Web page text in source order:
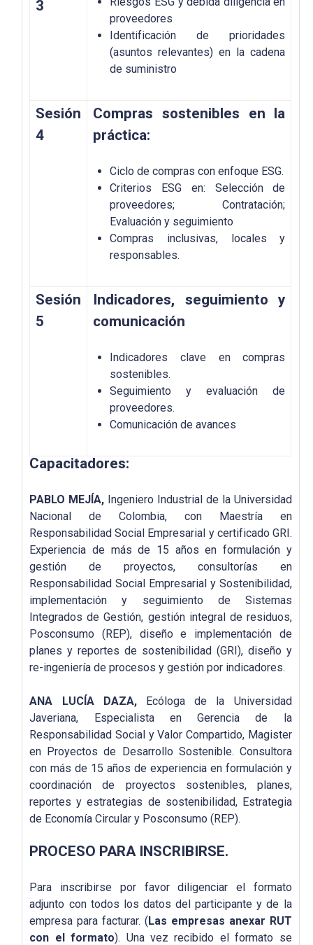
3
proveedores
Identificación de prioridades
(asuntos relevantes) en la cadena
de suministro
Sesión
4
Compras sostenibles en la
práctica:
Ciclo de compras con enfoque ESG.
Criterios ESG en: Selección de
proveedores; Contratación;
Evaluación y seguimiento
Compras inclusivas, locales y
responsables.
Sesión
5
Indicadores, seguimiento y
comunicación
Indicadores clave en compras
sostenibles.
Seguimiento y evaluación de
proveedores.
Comunicación de avances
Capacitadores:
PABLO MEJÍA, Ingeniero Industrial de la Universidad
Nacional de Colombia, con Maestría en
Responsabilidad Social Empresarial y certificado GRI.
Experiencia de más de 15 años en formulación y
gestión de proyectos, consultorías en
Responsabilidad Social Empresarial y Sostenibilidad,
implementación y seguimiento de Sistemas
Integrados de Gestión, gestión integral de residuos,
Posconsumo (REP), diseño e implementación de
planes y reportes de sostenibilidad (GRI), diseño y
re-ingeniería de procesos y gestión por indicadores.
ANA LUCÍA DAZA, Ecóloga de la Universidad
Javeriana, Especialista en Gerencia de la
Responsabilidad Social y Valor Compartido, Magister
en Proyectos de Desarrollo Sostenible. Consultora
con más de 15 años de experiencia en formulación y
coordinación de proyectos sostenibles, planes,
reportes y estrategias de sostenibilidad, Estrategia
de Economía Circular y Posconsumo (REP).
PROCESO PARA INSCRIBIRSE.
Para inscribirse por favor diligenciar el formato
adjunto con todos los datos del participante y de la
empresa para facturar. (Las empresas anexar RUT
con el formato). Una vez recibido el formato se